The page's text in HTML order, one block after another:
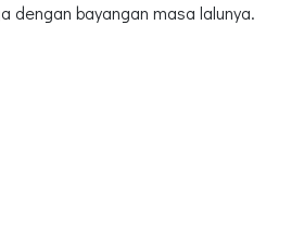
dengan bayangan masa lalunya.